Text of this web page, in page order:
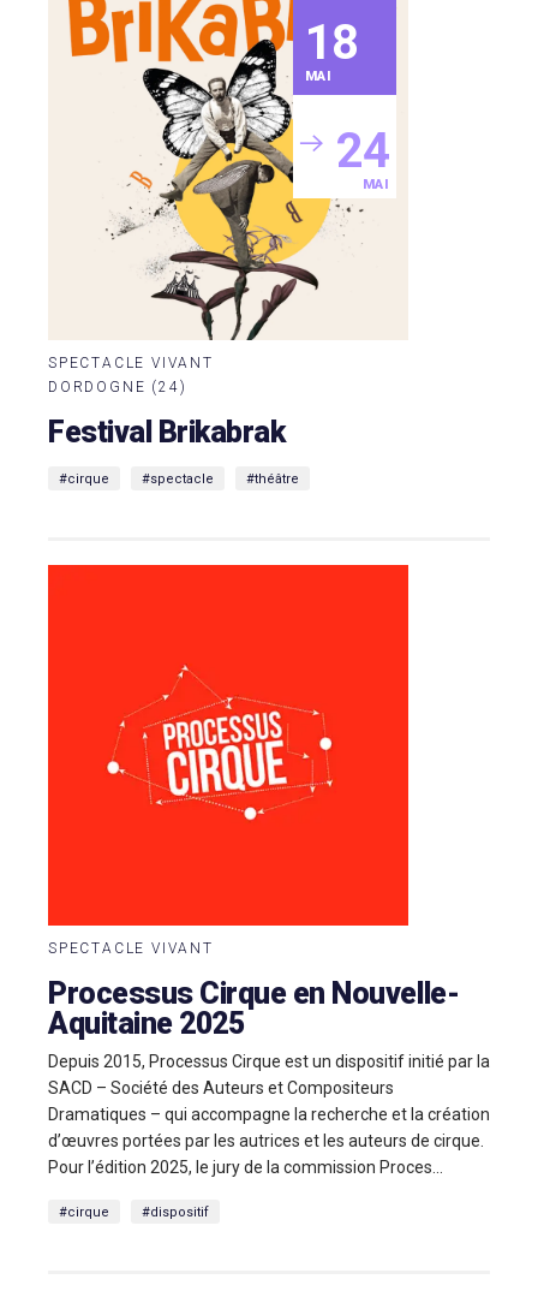
18
MAI
24
MAI
SPECTACLE VIVANT
DORDOGNE (24)
Festival Brikabrak
#cirque #spectacle #théâtre
SPECTACLE VIVANT
Processus Cirque en Nouvelle-
Aquitaine 2025
Depuis 2015, Processus Cirque est un dispositif initié par la
SACD – Société des Auteurs et Compositeurs
Dramatiques – qui accompagne la recherche et la création
d’œuvres portées par les autrices et les auteurs de cirque.
Pour l’édition 2025, le jury de la commission Proces...
#cirque #dispositif